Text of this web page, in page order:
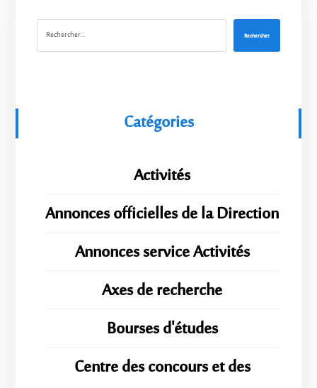
Rechercher
Catégories
Activités
Annonces officielles de la Direction
Annonces service Activités
Axes de recherche
Bourses d'études
Centre des concours et des